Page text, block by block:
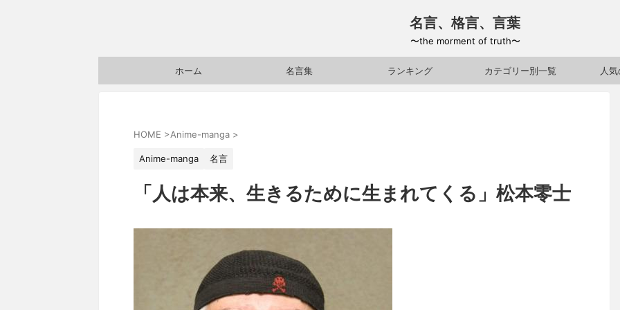
名言、格言、言葉
〜the morment of truth〜
ホーム 名言集 ランキング カテゴリー別一覧 人
HOME >Anime-manga >
Anime-manga 名言
「人は本来、生きるために生まれてくる」松本零士